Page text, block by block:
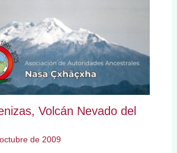
Volcán Nevado del
de 2009